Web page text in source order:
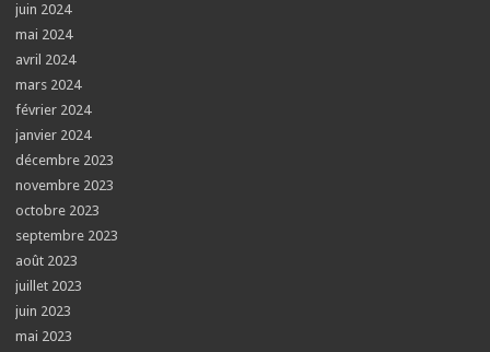
juin 2024
mai 2024
avril 2024
mars 2024
février 2024
janvier 2024
décembre 2023
novembre 2023
octobre 2023
septembre 2023
août 2023
juillet 2023
juin 2023
mai 2023